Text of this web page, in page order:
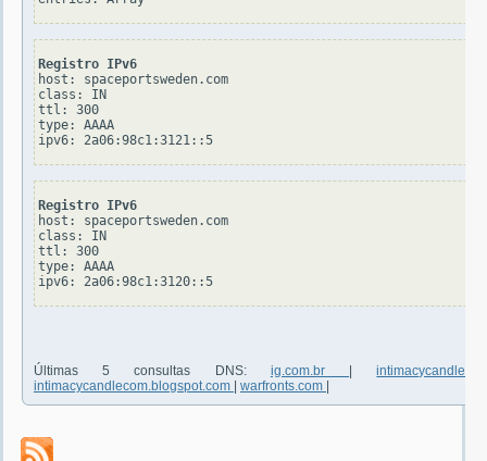
Registro IPv6
host: spaceportsweden.com
class: IN
ttl: 300
type: AAAA
Registro IPv6
host: spaceportsweden.com
class: IN
ttl: 300
type: AAAA
Últimas 5 consultas DNS: ig.com.br |
intimacycandlecom.blogspot.com
warfronts.com